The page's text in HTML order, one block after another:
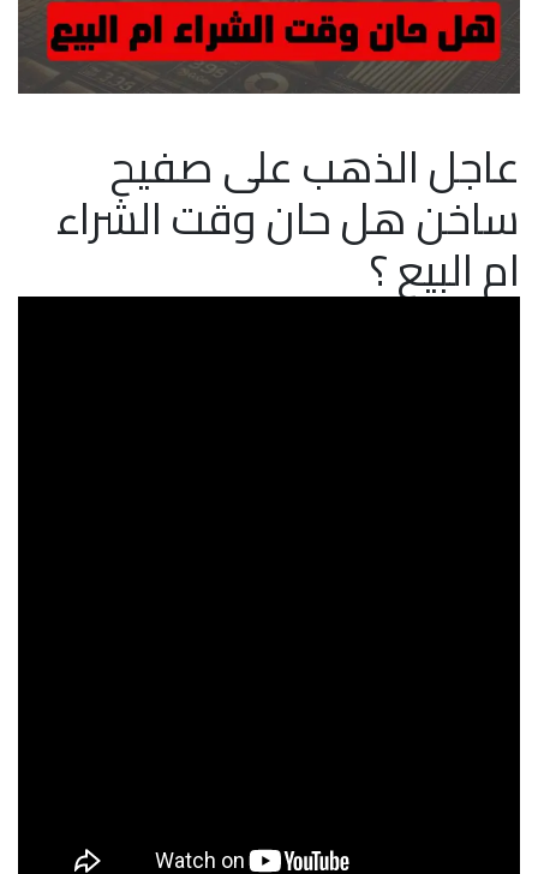
عاجل الذهب على صفيح
ساخن هل حان وقت الشراء
ام البيع ؟